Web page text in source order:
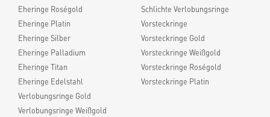
Eheringe Roségold
Eheringe Platin
Eheringe Silber
Eheringe Palladium
Eheringe Titan
Eheringe Edelstahl
Verlobungsringe Gold
Verlobungsringe Weißgold
Schlichte Verlobungsringe
Vorsteckringe
Vorsteckringe Gold
Vorsteckringe Weißgold
Vorsteckringe Roségold
Vorsteckringe Platin